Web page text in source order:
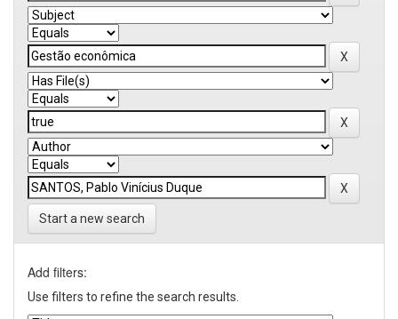
Start a new search
Add filters:
Use filters to refine the search results.